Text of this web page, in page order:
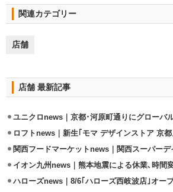
関連カテゴリー
店舗
店舗 最新記事